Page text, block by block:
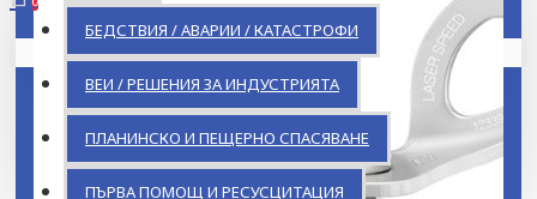
БЕДСТВИЯ / АВАРИИ / КАТАСТРОФИ
ВЕИ / РЕШЕНИЯ ЗА ИНДУСТРИЯТА
ПЛАНИНСКО И ПЕЩЕРНО СПАСЯВАНЕ
ПЪРВА ПОМОЩ И РЕСУСЦИТАЦИЯ
Кошницата ви е празна!